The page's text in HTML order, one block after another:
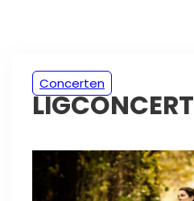
Concerten
LIGCONCERT